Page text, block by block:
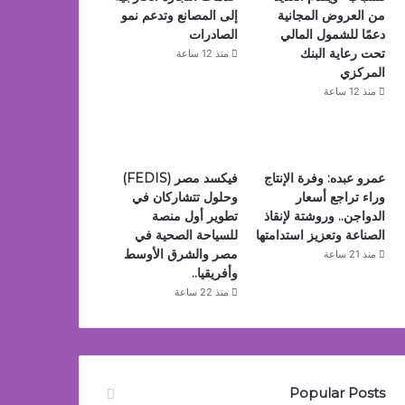
من العروض المجانية
دعمًا للشمول المالي
تحت رعاية البنك
المركزي
منذ 12 ساعة
إلى المصانع وتدعم نمو
الصادرات
منذ 12 ساعة
عمرو عبده: وفرة الإنتاج
وراء تراجع أسعار
الدواجن.. وروشتة لإنقاذ
الصناعة وتعزيز استدامتها
منذ 21 ساعة
فيكسد مصر (FEDIS)
وحلول تتشاركان في
تطوير أول منصة
للسياحة الصحية في
مصر والشرق الأوسط
وأفريقيا..
منذ 22 ساعة
Popular Posts